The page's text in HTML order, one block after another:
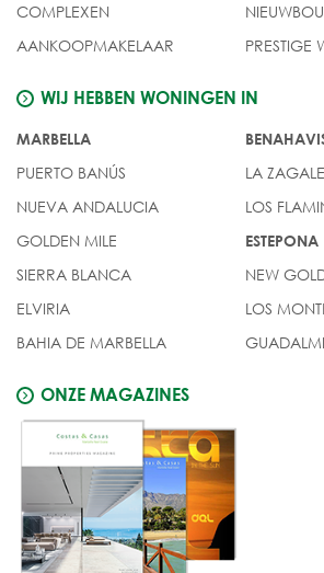
COMPLEXEN
AANKOOPMAKELAAR
PRESTIGE
WIJ HEBBEN WONINGEN IN
MARBELLA
PUERTO BANÚS
NUEVA ANDALUCIA
GOLDEN MILE
SIERRA BLANCA
ELVIRIA
BAHIA DE MARBELLA
LA
LOS
ESTEPONA
NEW
LOS
ONZE MAGAZINES